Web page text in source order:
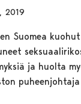
2019
Suomea
ja huolta